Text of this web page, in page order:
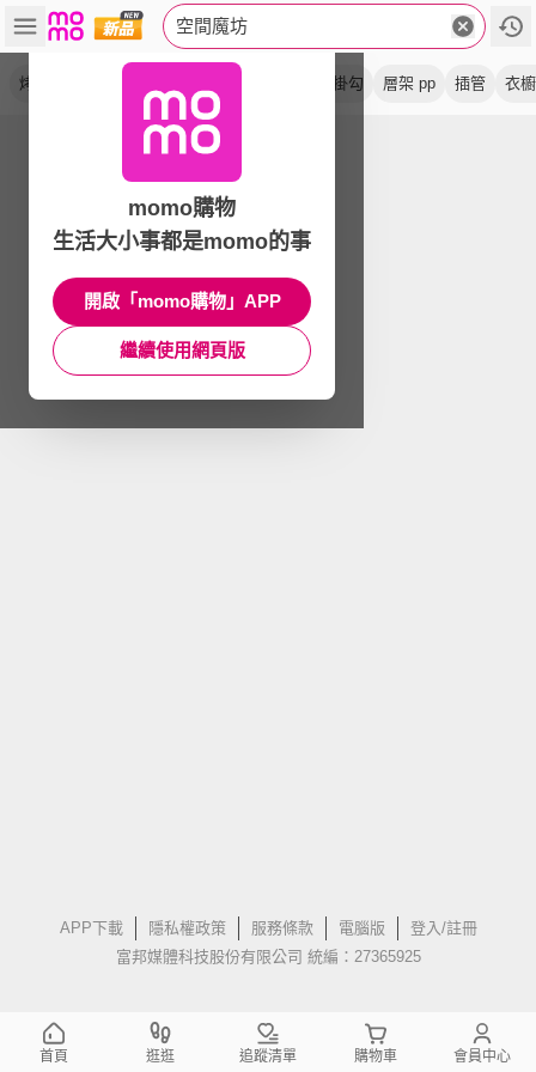
空間魔坊
烤漆黑 含掛勾 層架 pp 插管 衣
APP下載 隱私權政策 服務條款 電腦版
登入/註冊
富邦媒體科技股份有限公司 統編：27365925
momo購物
生活大小事都是momo的事
開啟「momo購物」APP
繼續使用網頁版
首頁 逛逛 追蹤清單 購物車 會員中心